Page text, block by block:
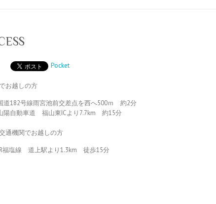
Pocket
お越しの方
道182号線雨宮池前交差点を西へ500ｍ 約2分
陽自動車道 福山東ICより7.7km 約15分
通機関でお越しの方
福塩線 道上駅より1.3km 徒歩15分